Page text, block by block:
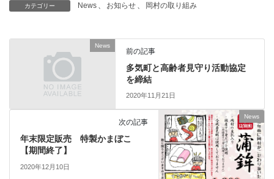
カテゴリー News お知らせ 岡村の取り組み
News
前の記事
多気町と高齢者見守り活動協定
を締結
2020年11月21日
News
次の記事
年末限定販売 特製かまぼこ
【期間終了】
2020年12月10日